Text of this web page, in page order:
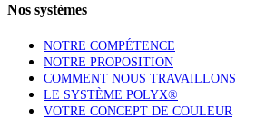
Nos systèmes
NOTRE COMPÉTENCE
NOTRE PROPOSITION
COMMENT NOUS TRAVAILLONS
LE SYSTÈME POLYX®
VOTRE CONCEPT DE COULEUR